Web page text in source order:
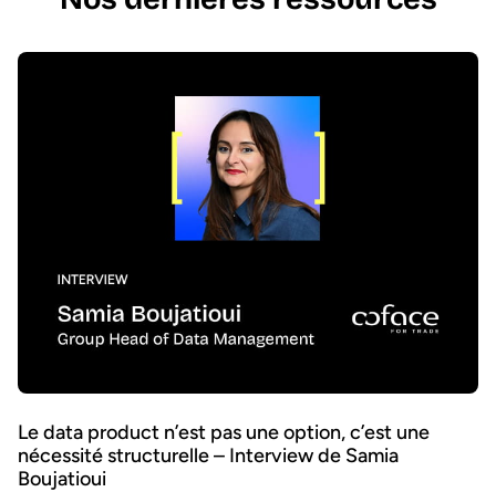
Le data product n’est pas une option, c’est une
nécessité structurelle – Interview de Samia
Boujatioui